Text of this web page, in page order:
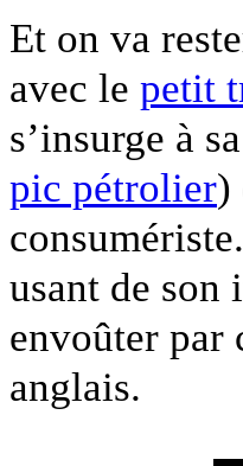
Et on va
avec le petit
s’insurge à
pic pétrolier)
usant de son
envoûter par
anglais.